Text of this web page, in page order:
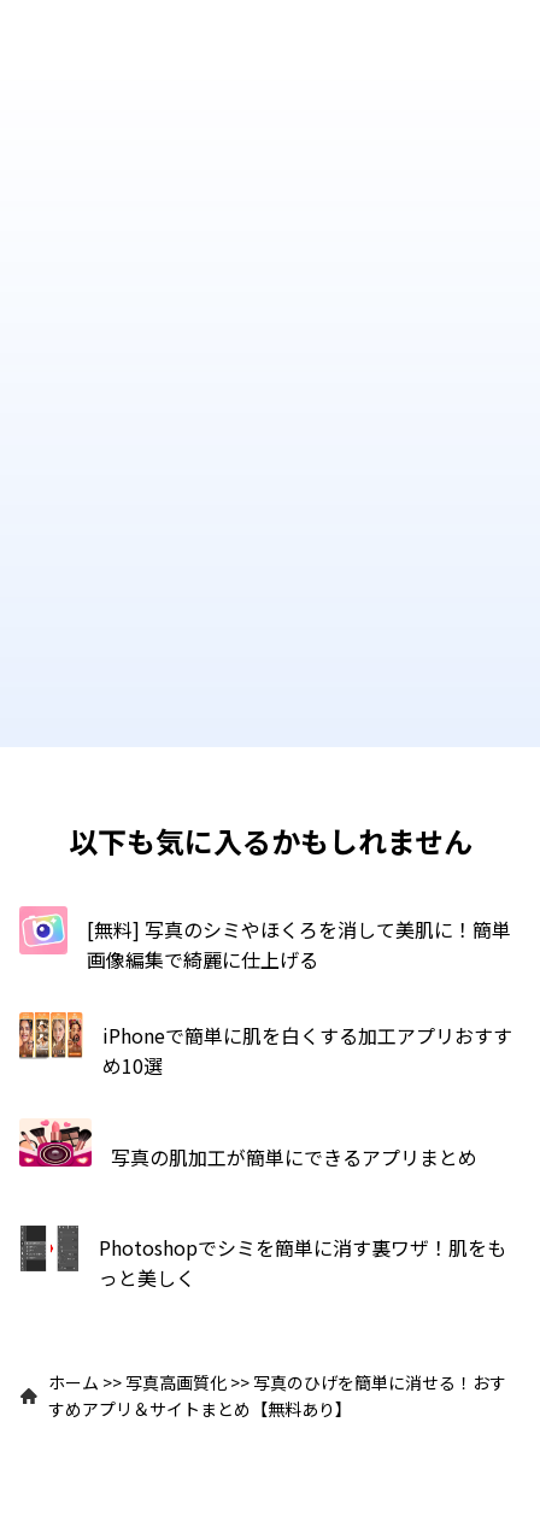
以下も気に入るかもしれません
[無料] 写真のシミやほくろを消して美肌に！簡単
画像編集で綺麗に仕上げる
iPhoneで簡単に肌を白くする加工アプリおすす
め10選
写真の肌加工が簡単にできるアプリまとめ
Photoshopでシミを簡単に消す裏ワザ！肌をも
っと美しく
ホーム >> 写真高画質化 >> 写真のひげを簡単に消せる！おす
すめアプリ＆サイトまとめ【無料あり】